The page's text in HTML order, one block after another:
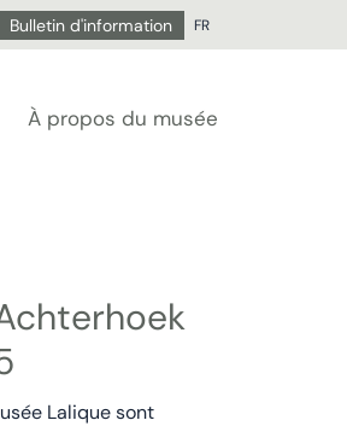
Bulletin d'information FR
EN
À propos du musée
Lalique sont